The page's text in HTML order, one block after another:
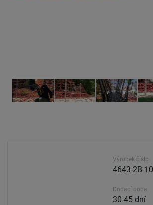
Výrobek číslo
4643-2B-10
Dodací doba.
30-45 dní